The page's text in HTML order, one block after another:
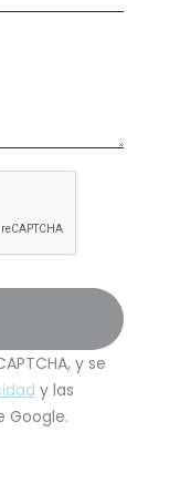
y se
y las
Google.